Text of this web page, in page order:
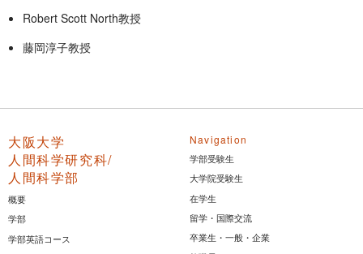
Robert Scott North教授
藤岡淳子教授
大阪大学
人間科学研究科/
人間科学部
概要
学部
学部英語コース
Navigation
学部受験生
大学院受験生
在学生
留学・国際交流
卒業生・一般・企業